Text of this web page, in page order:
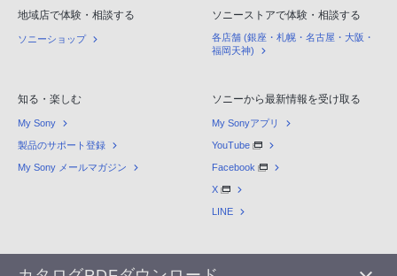
地域店で体験・相談する
ソニーショップ
ソニーストアで体験・相談する
各店舗 (銀座・札幌・名古屋・大阪・
福岡天神)
知る・楽しむ
My Sony
製品のサポート登録
My Sony メールマガジン
ソニーから最新情報を受け取る
My Sonyアプリ
YouTube
Facebook
X
LINE